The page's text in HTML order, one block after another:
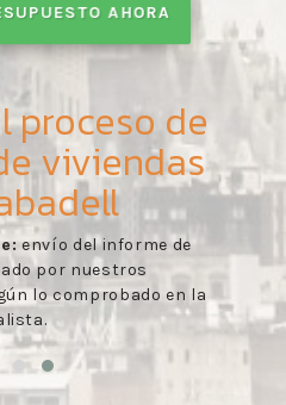
AHORA
proceso de
viviendas
envío del informe de
por nuestros
lo comprobado en la